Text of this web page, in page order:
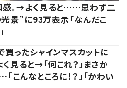
。→よく見ると……思わず二
景”に93万表示「なんだこ
買ったシャインマスカットに
く見ると→「何これ？」まさか
こんなところに！？」「かわい